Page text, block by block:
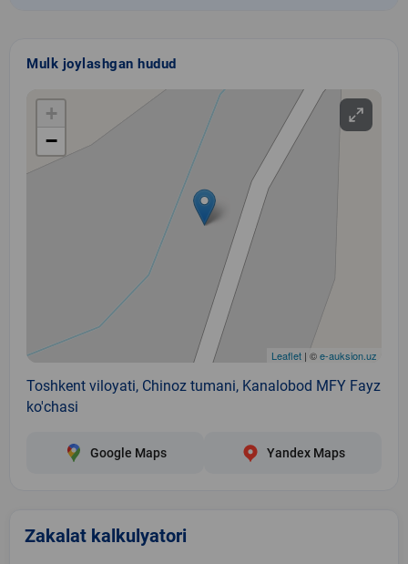
Mulk joylashgan hudud
+
−
Leaflet | ©e-auksion.uz
Toshkent viloyati, Chinoz tumani, Kanalobod MFY Fayz
ko'chasi
Google Maps Yandex Maps
Zakalat kalkulyatori